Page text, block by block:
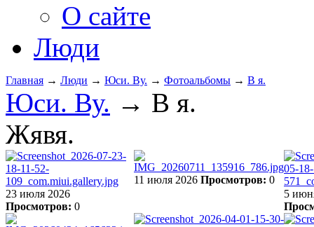
О сайте
Люди
Главная → Люди → Юси. Ву. → Фотоальбомы → В я.
Юси. Ву. → В я.
Жявя.
23 июля 2026
Просмотров: 0
11 июля 2026 Просмотров: 0
5